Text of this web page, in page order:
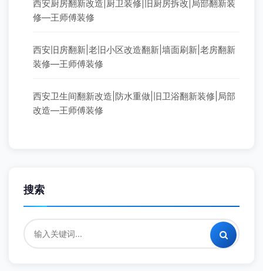
西安厨房翻新改造|厨卫装修|旧厨房拆改|局部翻新装
修—王师傅装修
西安旧房翻新|老旧小区改造翻新|墙面刷新|老房翻新
装修—王师傅装修
西安卫生间翻新改造|防水重做|旧卫浴翻新装修|局部
改造—王师傅装修
搜索